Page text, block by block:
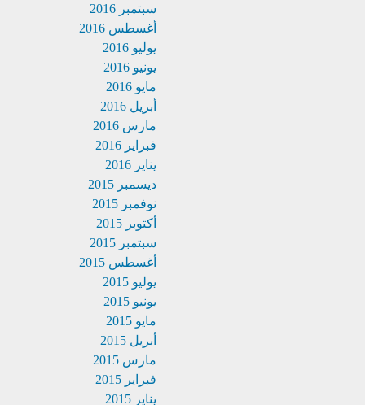
سبتمبر 2016
أغسطس 2016
يوليو 2016
يونيو 2016
مايو 2016
أبريل 2016
مارس 2016
فبراير 2016
يناير 2016
ديسمبر 2015
نوفمبر 2015
أكتوبر 2015
سبتمبر 2015
أغسطس 2015
يوليو 2015
يونيو 2015
مايو 2015
أبريل 2015
مارس 2015
فبراير 2015
يناير 2015